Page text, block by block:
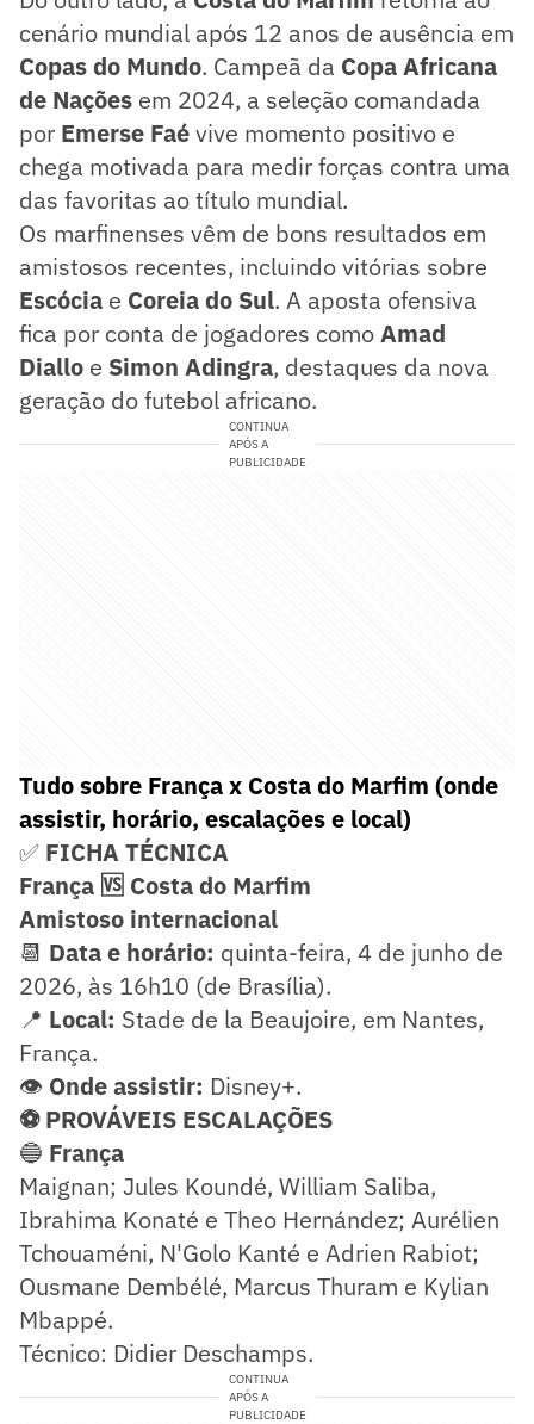
cenário mundial após 12 anos de ausência em
Copas do Mundo. Campeã da Copa Africana
de Nações em 2024, a seleção comandada
por Emerse Faévive momento positivo e
chega motivada para medir forças contra uma
das favoritas ao título mundial.
Os marfinenses vêm de bons resultados em
amistosos recentes, incluindo vitórias sobre
Escócia e Coreia do Sul. A aposta ofensiva
fica por conta de jogadores comoAmad
Diallo e Simon Adingra, destaques da nova
geração do futebol africano.
CONTINUA
APÓS A
PUBLICIDADE
Tudo sobre França x Costa do Marfim (onde
assistir, horário, escalações e local)
✅ FICHA TÉCNICA
França 🆚 Costa do Marfim
Amistoso internacional
📆 Data e horário: quinta-feira, 4 de junho de
2026, às 16h10 (de Brasília).
📍 Local: Stade de la Beaujoire, em Nantes,
França.
👁️ Onde assistir: Disney+.
⚽ PROVÁVEIS ESCALAÇÕES
🔵 França
Maignan; Jules Koundé, William Saliba,
Ibrahima Konaté e Theo Hernández; Aurélien
Tchouaméni, N'Golo Kanté e Adrien Rabiot;
Ousmane Dembélé, Marcus Thuram e Kylian
Mbappé.
Técnico: Didier Deschamps.
CONTINUA
APÓS A
PUBLICIDADE